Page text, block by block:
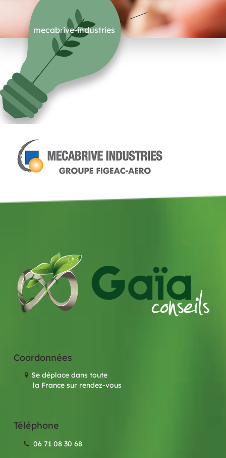
mecabrive-industries
Coordonnées
Se déplace dans toute
la France sur rendez-vous
Téléphone
06 71 08 30 68